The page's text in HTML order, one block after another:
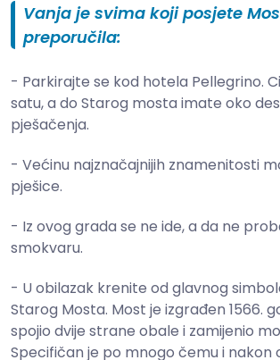
Vanja je svima koji posjete
preporučila:
- Parkirajte se kod hotela Pellegrino.
satu, a do Starog mosta imate oko
pješačenja.
- Većinu najznačajnijih znamenitosti
pješice.
- Iz ovog grada se ne ide, a da ne
smokvaru.
- U obilazak krenite od glavnog
Starog Mosta. Most je izgrađen 1566.
spojio dvije strane obale i zamijenio
Specifičan je po mnogo čemu i nakon